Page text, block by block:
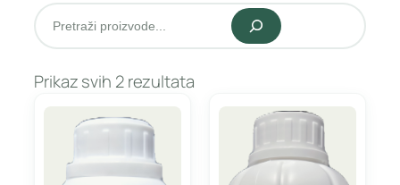
Pretraži
Prikaz svih 2 rezultata